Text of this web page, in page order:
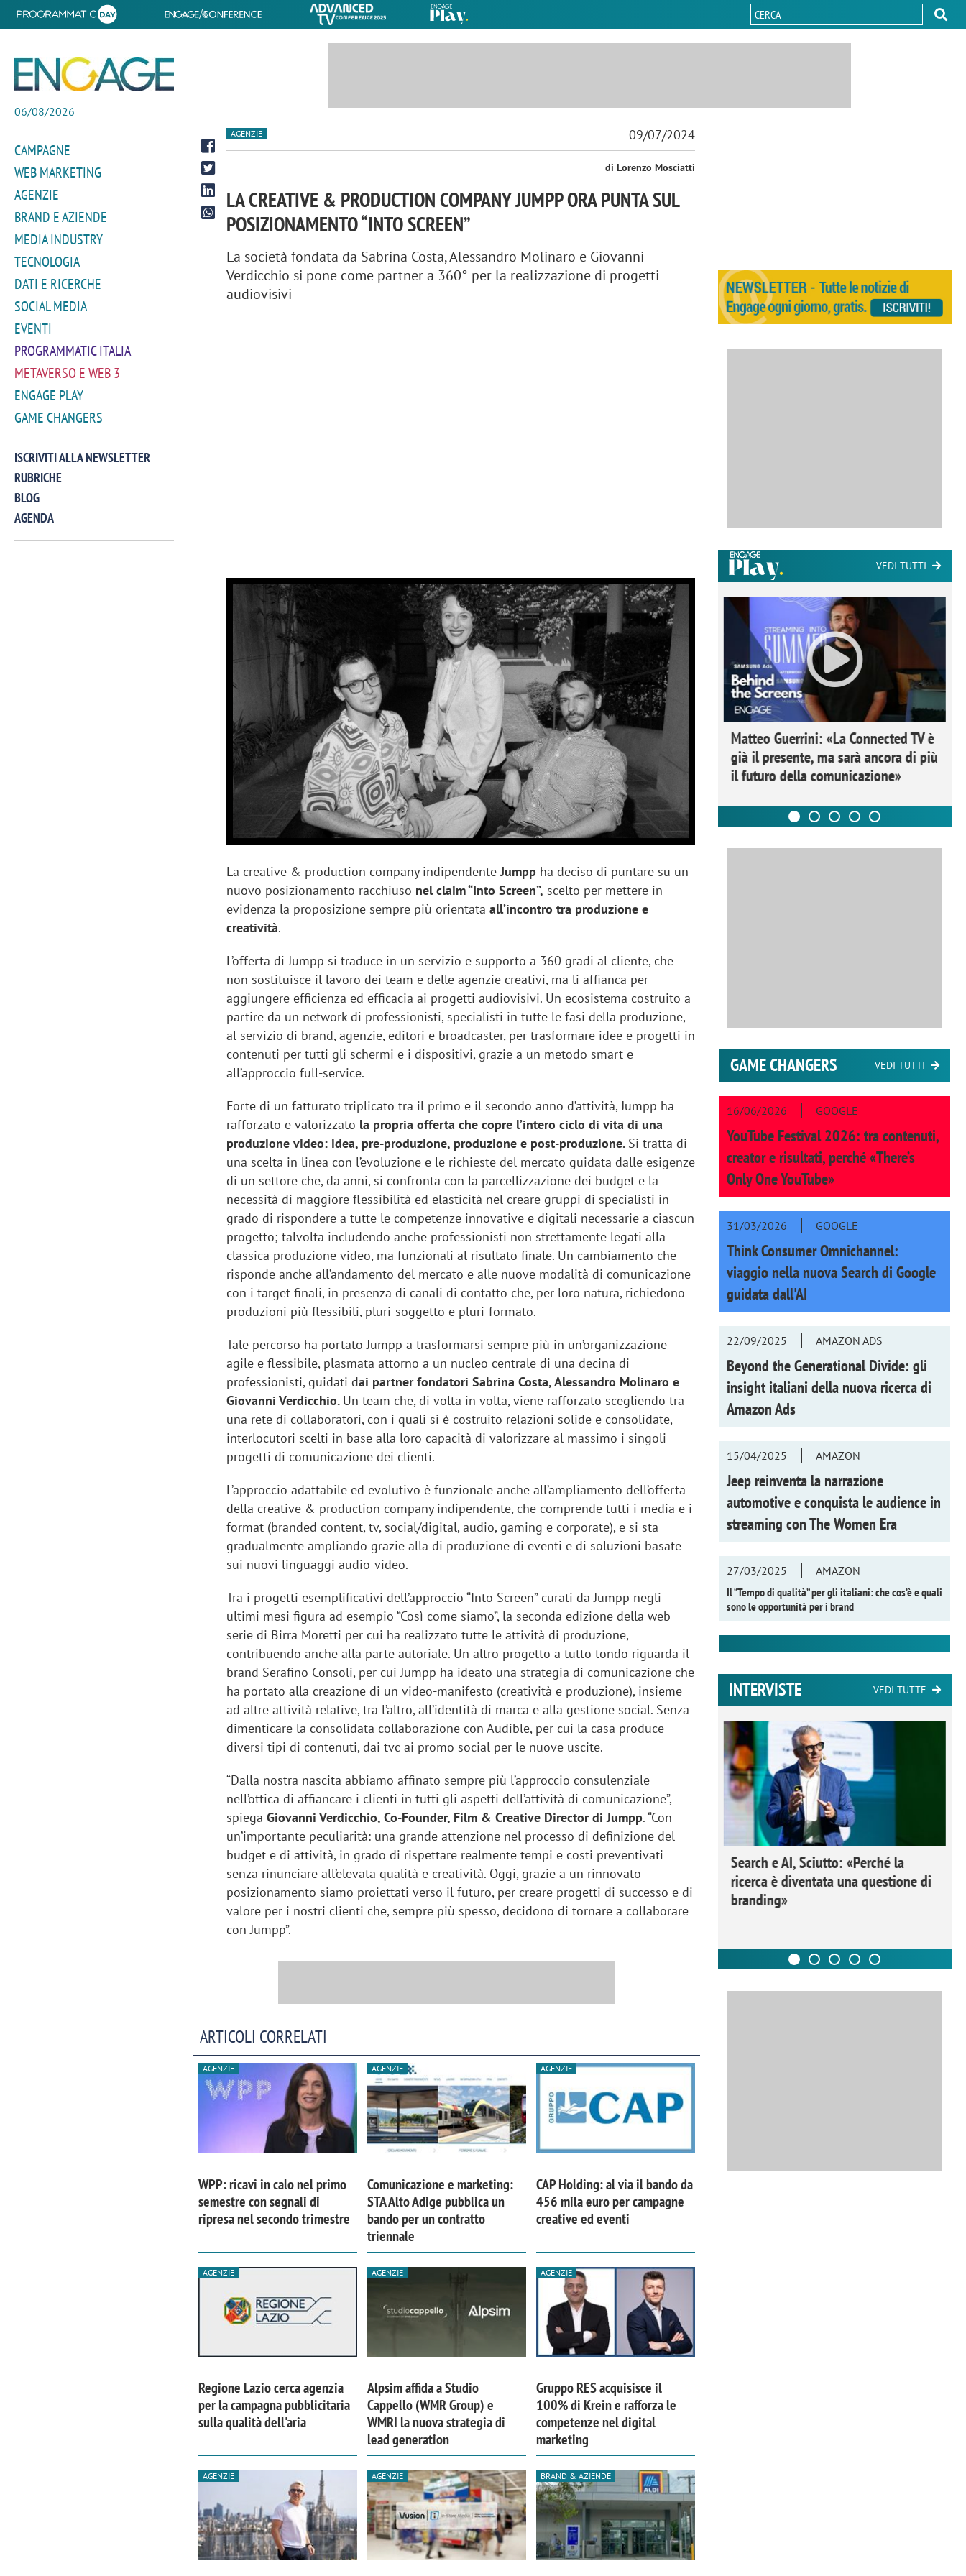
06/08/2026
CAMPAGNE
WEB MARKETING
AGENZIE
BRAND E AZIENDE
MEDIA INDUSTRY
TECNOLOGIA
DATI E RICERCHE
SOCIAL MEDIA
EVENTI
PROGRAMMATIC ITALIA
METAVERSO E WEB 3
ENGAGE PLAY
GAME CHANGERS
ISCRIVITI ALLA NEWSLETTER
RUBRICHE
BLOG
AGENDA
AGENZIE 09/07/2024
di Lorenzo Mosciatti
LA CREATIVE & PRODUCTION COMPANY JUMPP ORA PUNTA SUL
POSIZIONAMENTO “INTO SCREEN”
La società fondata da Sabrina Costa, Alessandro Molinaro e Giovanni
Verdicchio si pone come partner a 360° per la realizzazione di progetti
audiovisivi
La creative & production company indipendenteJumpp ha deciso di puntare su un
nuovo posizionamento racchiuso nel claim “Into Screen”, scelto per mettere in
evidenza la proposizione sempre più orientataall’incontro tra produzione e
creatività.
L’offerta di Jumpp si traduce in un servizio e supporto a 360 gradi al cliente, che
non sostituisce il lavoro dei team e delle agenzie creativi, ma li affianca per
aggiungere efficienza ed efficacia ai progetti audiovisivi. Un ecosistema costruito a
partire da un network di professionisti, specialisti in tutte le fasi della produzione,
al servizio di brand, agenzie, editori e broadcaster, per trasformare idee e progetti in
contenuti per tutti gli schermi e i dispositivi, grazie a un metodo smart e
all’approccio full-service.
Forte di un fatturato triplicato tra il primo e il secondo anno d’attività, Jumpp ha
rafforzato e valorizzato la propria offerta che copre l’intero ciclo di vita di una
produzione video: idea, pre-produzione, produzione e post-produzione. Si tratta di
una scelta in linea con l’evoluzione e le richieste del mercato guidata dalle esigenze
di un settore che, da anni, si confronta con la parcellizzazione dei budget e la
necessità di maggiore flessibilità ed elasticità nel creare gruppi di specialisti in
grado di rispondere a tutte le competenze innovative e digitali necessarie a ciascun
progetto; talvolta includendo anche professionisti non strettamente legati alla
classica produzione video, ma funzionali al risultato finale. Un cambiamento che
risponde anche all’andamento del mercato e alle nuove modalità di comunicazione
con i target finali, in presenza di canali di contatto che, per loro natura, richiedono
produzioni più flessibili, pluri-soggetto e pluri-formato.
Tale percorso ha portato Jumpp a trasformarsi sempre più in un’organizzazione
agile e flessibile, plasmata attorno a un nucleo centrale di una decina di
professionisti, guidati dai partner fondatori Sabrina Costa, Alessandro Molinaro e
Giovanni Verdicchio. Un team che, di volta in volta, viene rafforzato scegliendo tra
una rete di collaboratori, con i quali si è costruito relazioni solide e consolidate,
interlocutori scelti in base alla loro capacità di valorizzare al massimo i singoli
progetti di comunicazione dei clienti.
L’approccio adattabile ed evolutivo è funzionale anche all’ampliamento dell’offerta
della creative & production company indipendente, che comprende tutti i media e i
format (branded content, tv, social/digital, audio, gaming e corporate), e si sta
gradualmente ampliando grazie alla di produzione di eventi e di soluzioni basate
sui nuovi linguaggi audio-video.
Tra i progetti esemplificativi dell’approccio “Into Screen” curati da Jumpp negli
ultimi mesi figura ad esempio “Così come siamo”, la seconda edizione della web
serie di Birra Moretti per cui ha realizzato tutte le attività di produzione,
contribuendo anche alla parte autoriale. Un altro progetto a tutto tondo riguarda il
brand Serafino Consoli, per cui Jumpp ha ideato una strategia di comunicazione che
ha portato alla creazione di un video-manifesto (creatività e produzione), insieme
ad altre attività relative, tra l’altro, all’identità di marca e alla gestione social. Senza
dimenticare la consolidata collaborazione con Audible, per cui la casa produce
diversi tipi di contenuti, dai tvc ai promo social per le nuove uscite.
“Dalla nostra nascita abbiamo affinato sempre più l’approccio consulenziale
nell’ottica di affiancare i clienti in tutti gli aspetti dell’attività di comunicazione”,
spiegaGiovanni Verdicchio, Co-Founder, Film & Creative Director di Jumpp. “Con
un’importante peculiarità: una grande attenzione nel processo di definizione del
budget e di attività, in grado di rispettare realmente tempi e costi preventivati
senza rinunciare all’elevata qualità e creatività. Oggi, grazie a un rinnovato
posizionamento siamo proiettati verso il futuro, per creare progetti di successo e di
valore per i nostri clienti che, sempre più spesso, decidono di tornare a collaborare
con Jumpp”.
ARTICOLI CORRELATI
AGENZIE
WPP: ricavi in calo nel primo
semestre con segnali di
ripresa nel secondo trimestre
AGENZIE
Comunicazione e marketing:
STA Alto Adige pubblica un
bando per un contratto
triennale
AGENZIE
CAP Holding: al via il bando da
456 mila euro per campagne
creative ed eventi
AGENZIE
Regione Lazio cerca agenzia
per la campagna pubblicitaria
sulla qualità dell'aria
AGENZIE
Alpsim affida a Studio
Cappello (WMR Group) e
WMRI la nuova strategia di
lead generation
AGENZIE
Gruppo RES acquisisce il
100% di Krein e rafforza le
competenze nel digital
marketing
AGENZIE AGENZIE BRAND & AZIENDE
VEDI TUTTI
Manassero, Samsung Ads: «Con Total
Perez, Samsung Ads: «L'Italia è un
mercato strategico e continuerà a
crescere»
Networking agli eventi: come la
startup Kicè punta a eliminare lo
"spreco di relazioni"
Matteo Guerrini: «La Connected TV è
già il presente, ma sarà ancora di più
il futuro della comunicazione»
GAME CHANGERS VEDI TUTTI
16/06/2026 GOOGLE
YouTube Festival 2026: tra contenuti,
creator e risultati, perché «There’s
Only One YouTube»
31/03/2026 GOOGLE
Think Consumer Omnichannel:
viaggio nella nuova Search di Google
guidata dall'AI
22/09/2025 AMAZON ADS
Beyond the Generational Divide: gli
insight italiani della nuova ricerca di
Amazon Ads
15/04/2025 AMAZON
Jeep reinventa la narrazione
automotive e conquista le audience in
streaming conThe Women Era
27/03/2025
AMAZON
Il “Tempo di qualità” per gli italiani: che cos’è e quali
sono le opportunità per i brand
INTERVISTE VEDI TUTTE
comunicazione crea un brand food:
Emanuele Viora di Deloitte Digital:
«La creatività resta centrale, l’AI deve
amplificare il talento»
Ricerche di mercato. Neri, Ipsos
Doxa: «Non basta più descrivere i
fenomeni: bisogna comprenderli e
tradurli in azioni»
Search e AI, Sciutto: «Perché la
ricerca è diventata una questione di
branding»